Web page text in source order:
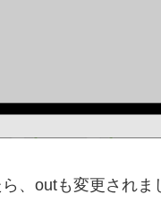
、outも変更され